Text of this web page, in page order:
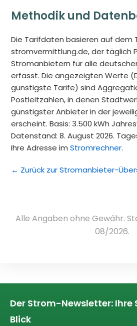
Methodik und
Die Tarifdaten basieren auf dem
stromvermittlung.de, der täglich
Stromanbietern für alle
erfasst. Die angezeigten Werte
günstigste Tarife) sind
Postleitzahlen, in denen
günstigster Anbieter in der
erscheint. Basis: 3.500 kWh
Datenstand: 8. August 2026.
Ihre Adresse imStromrechner.
← Zurück zur Stromanbieter-
Alle Angaben ohne Gewähr.
08/2026.
Der Strom-Newsletter:
Blick